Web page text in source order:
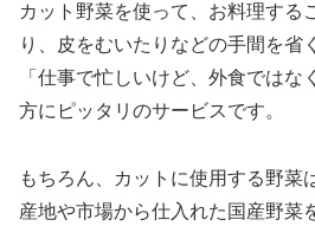
カット野菜を使って、お料理する
り、皮をむいたりなどの手間を省
「仕事で忙しいけど、外食では
方にピッタリのサービスです。
もちろん、カットに使用する野菜
産地や市場から仕入れた国産野菜